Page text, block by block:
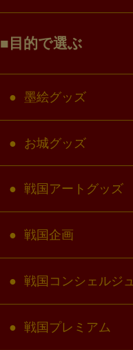
目的で選ぶ
墨絵グッズ
お城グッズ
戦国アートグッズ
戦国企画
戦国コンシェルジュ
戦国プレミアム